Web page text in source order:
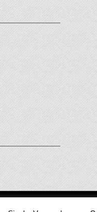
Alle Rechte vorbehalten.